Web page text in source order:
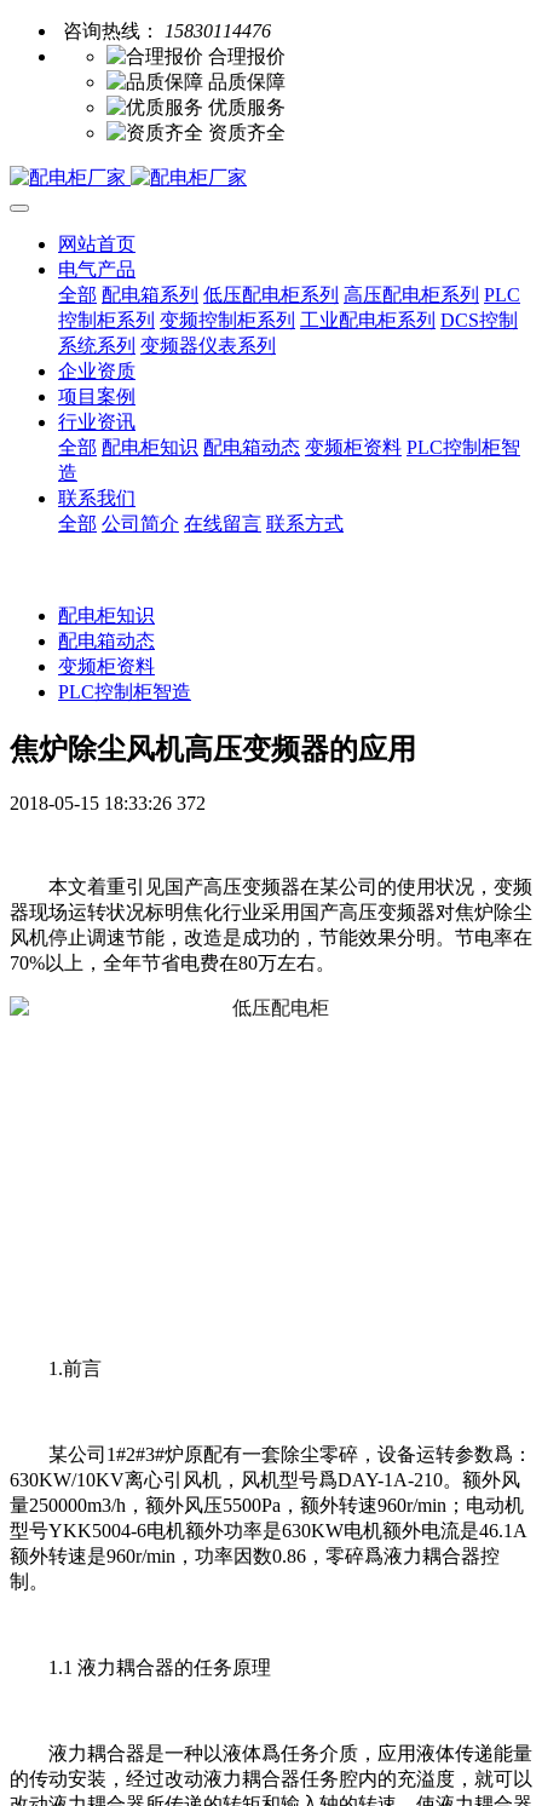
咨询热线：
15830114476
合理报价
品质保障
优质服务
资质齐全
网站首页
电气产品
全部 配电箱系列 低压配电柜系列 高压配电柜系列 PLC
控制柜系列 变频控制柜系列 工业配电柜系列 DCS控制
系统系列 变频器仪表系列
企业资质
项目案例
行业资讯
全部 配电柜知识 配电箱动态 变频柜资料 PLC控制柜智
造
联系我们
全部 公司简介 在线留言 联系方式
配电柜知识
配电箱动态
变频柜资料
PLC控制柜智造
焦炉除尘风机高压变频器的应用
2018-05-15 18:33:26 372
本文着重引见国产高压变频器在某公司的使用状况，变频
器现场运转状况标明焦化行业采用国产高压变频器对焦炉除尘
风机停止调速节能，改造是成功的，节能效果分明。节电率在
70%以上，全年节省电费在80万左右。
1.前言
某公司1#2#3#炉原配有一套除尘零碎，设备运转参数爲：
630KW/10KV离心引风机，风机型号爲DAY-1A-210。额外风
量250000m3/h，额外风压5500Pa，额外转速960r/min；电动机
型号YKK5004-6电机额外功率是630KW电机额外电流是46.1A
额外转速是960r/min，功率因数0.86，零碎爲液力耦合器控
制。
1.1 液力耦合器的任务原理
液力耦合器是一种以液体爲任务介质，应用液体传递能量
的传动安装，经过改动液力耦合器任务腔内的充溢度，就可以